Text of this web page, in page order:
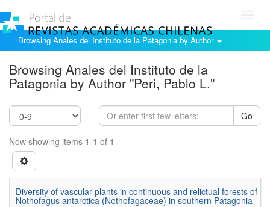
Browsing Anales del Instituto de la Patagonia by Author
Browsing Anales del Instituto de la
Patagonia by Author "Peri, Pablo L."
Go
Now showing items 1-1 of 1
Diversity of vascular plants in continuous and relictual forests of
Nothofagus antarctica (Nothofagaceae) in southern Patagonia